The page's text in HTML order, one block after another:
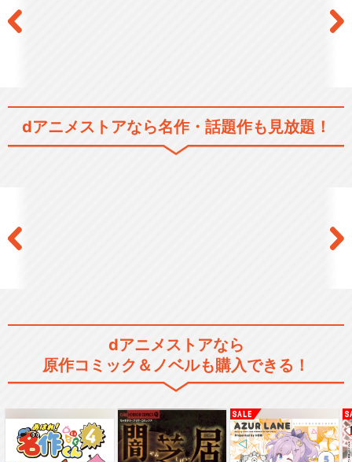
鳥沢学園高校
ハイキュー!! OVA
dアニメストアなら名作・話題作も見放題！
dアニメストアなら
原作コミック＆ノベルも購入できる！